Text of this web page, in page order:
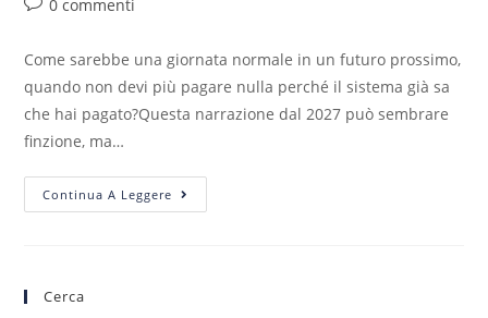
0 commenti
Come sarebbe una giornata normale in un futuro prossimo,
quando non devi più pagare nulla perché il sistema già sa
che hai pagato?Questa narrazione dal 2027 può sembrare
finzione, ma…
Continua A Leggere
Cerca